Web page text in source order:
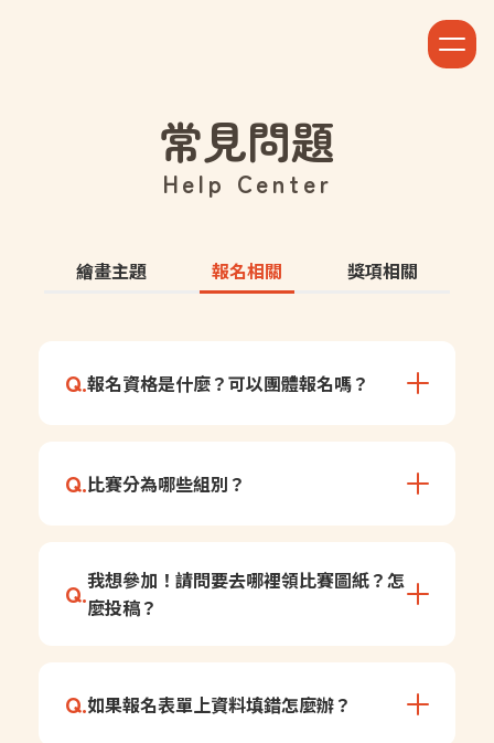
常見問題
Help Center
繪畫主題 報名相關 獎項相關
Q.報名資格是什麼？可以團體報名嗎？
A.
本活動對象為具備中華民國國籍之幼兒園及
國小學童。僅採個人報名制，每人限投稿一
Q.比賽分為哪些組別？
此次活動參賽組別共三組：幼兒園組、國小
1-3年級組、國小4-6年級組。
Q.我想參加！請問要去哪裡領比賽圖紙？怎
麼投稿？
A.
活動圖稿須至各活動門市領取，完成後掃描
圖紙上的 QR Code 填寫「線上報名表」，
Q.如果報名表單上資料填錯怎麼辦？